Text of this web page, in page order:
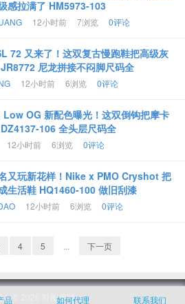
感拉满了 HM5973-103
12小时前 7浏览 0评论
72 又来了！这双复古慢跑鞋把高级灰
尼龙拼接不闷脚尺码全
12小时前 6浏览 0评论
OG 新配色曝光！这双倒钩把摩卡
106 全头层尺码全
12小时前 6浏览 0评论
又玩新花样！Nike x PMO Cryshot 把
生活鞋 HQ1460-100 做旧刮漆
12小时前 6浏览 0评论
4 5 下一页
© 2026 鞋图库网
品 如何代理 联系我们